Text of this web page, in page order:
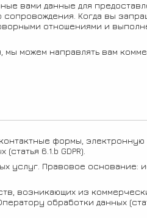
вами данные для
сопровождения. Когда вы
отношениями и
мы можем направлять вам
формы, электронную
6.1.b GDPR).
услуг. Правовое основание:
возникающих из
обработки данных